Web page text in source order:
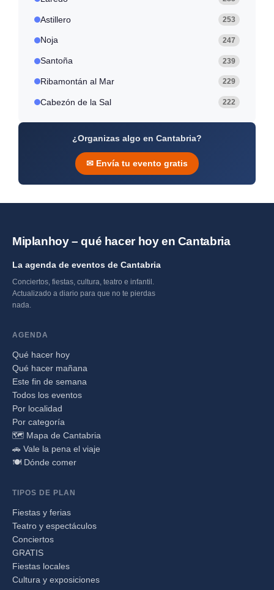
Astillero 253
Noja 247
Santoña 239
Ribamontán al Mar 229
Cabezón de la Sal 222
¿Organizas algo en Cantabria?
✉ Envía tu evento gratis
Miplanhoy – qué hacer hoy en Cantabria
La agenda de eventos de Cantabria
Conciertos, fiestas, cultura, teatro e infantil.
Actualizado a diario para que no te pierdas
nada.
AGENDA
Qué hacer hoy
Qué hacer mañana
Este fin de semana
Todos los eventos
Por localidad
Por categoría
🗺️ Mapa de Cantabria
🚗 Vale la pena el viaje
🍽️ Dónde comer
TIPOS DE PLAN
Fiestas y ferias
Teatro y espectáculos
Conciertos
GRATIS
Fiestas locales
Cultura y exposiciones